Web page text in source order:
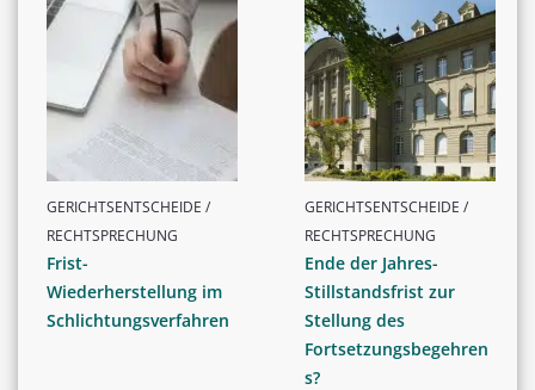
GERICHTSENTSCHEIDE /
RECHTSPRECHUNG
Frist-
Wiederherstellung im
Schlichtungsverfahren
GERICHTSENTSCHEIDE /
RECHTSPRECHUNG
Ende der Jahres-
Stillstandsfrist zur
Stellung des
Fortsetzungsbegehren
s?